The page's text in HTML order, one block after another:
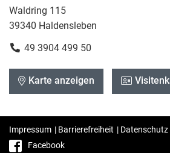
Waldring 115
39340 Haldensleben
49 3904 499 50
Karte anzeigen
Impressum | Barrierefreiheit | Datenschutz
Facebook